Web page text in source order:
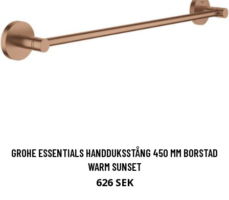
GROHE ESSENTIALS HANDDUKSSTÅNG 450 MM BORSTAD
WARM SUNSET
626 SEK